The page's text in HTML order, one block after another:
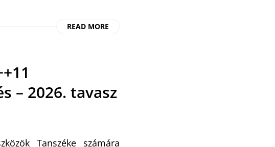
READ MORE
– 2026. tavasz
Tanszéke számára